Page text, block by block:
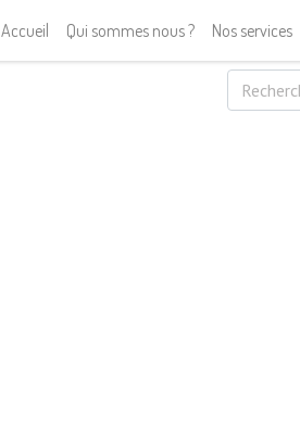
Accueil Qui sommes nous ? Nos services